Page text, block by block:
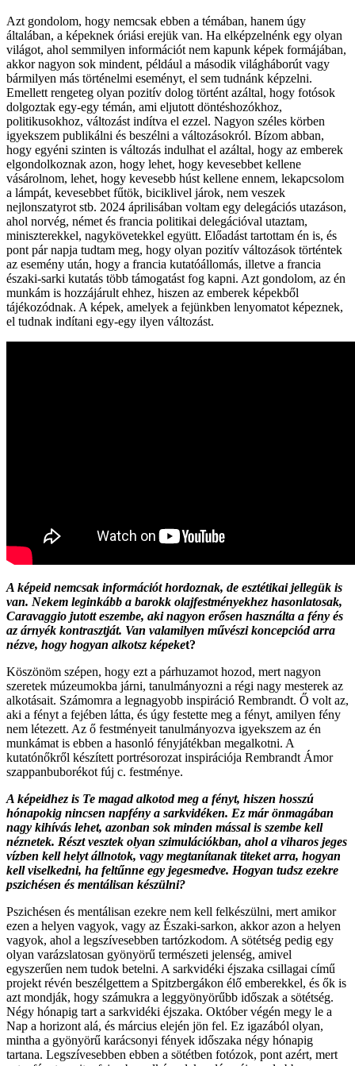
Azt gondolom, hogy nemcsak ebben a témában, hanem úgy
általában, a képeknek óriási erejük van. Ha elképzelnénk egy olyan
világot, ahol semmilyen információt nem kapunk képek formájában,
akkor nagyon sok mindent, például a második világháborút vagy
bármilyen más történelmi eseményt, el sem tudnánk képzelni.
Emellett rengeteg olyan pozitív dolog történt azáltal, hogy fotósok
dolgoztak egy-egy témán, ami eljutott döntéshozókhoz,
politikusokhoz, változást indítva el ezzel. Nagyon széles körben
igyekszem publikálni és beszélni a változásokról. Bízom abban,
hogy egyéni szinten is változás indulhat el azáltal, hogy az emberek
elgondolkoznak azon, hogy lehet, hogy kevesebbet kellene
vásárolnom, lehet, hogy kevesebb húst kellene ennem, lekapcsolom
a lámpát, kevesebbet fűtök, biciklivel járok, nem veszek
nejlonszatyrot stb. 2024 áprilisában voltam egy delegációs utazáson,
ahol norvég, német és francia politikai delegációval utaztam,
miniszterekkel, nagykövetekkel együtt. Előadást tartottam én is, és
pont pár napja tudtam meg, hogy olyan pozitív változások történtek
az esemény után, hogy a francia kutatóállomás, illetve a francia
északi-sarki kutatás több támogatást fog kapni. Azt gondolom, az én
munkám is hozzájárult ehhez, hiszen az emberek képekből
tájékozódnak. A képek, amelyek a fejünkben lenyomatot képeznek,
el tudnak indítani egy-egy ilyen változást.
A képeid nemcsak információt hordoznak, de esztétikai jellegük is
van. Nekem leginkább a barokk olajfestményekhez hasonlatosak,
Caravaggio jutott eszembe, aki nagyon erősen használta a fény és
az árnyék kontrasztját. Van valamilyen művészi koncepciód arra
nézve, hogy hogyan alkotsz képeket?
Köszönöm szépen, hogy ezt a párhuzamot hozod, mert nagyon
szeretek múzeumokba járni, tanulmányozni a régi nagy mesterek az
alkotásait. Számomra a legnagyobb inspiráció Rembrandt. Ő volt az,
aki a fényt a fejében látta, és úgy festette meg a fényt, amilyen fény
nem létezett. Az ő festményeit tanulmányozva igyekszem az én
munkámat is ebben a hasonló fényjátékban megalkotni. A
kutatónőkről készített portrésorozat inspirációja Rembrandt Ámor
szappanbuborékot fúj c. festménye.
A képeidhez is Te magad alkotod meg a fényt, hiszen hosszú
hónapokig nincsen napfény a sarkvidéken. Ez már önmagában
nagy kihívás lehet, azonban sok minden mással is szembe kell
néznetek. Részt vesztek olyan szimulációkban, ahol a viharos jeges
vízben kell helyt állnotok, vagy megtanítanak titeket arra, hogyan
kell viselkedni, ha feltűnne egy jegesmedve. Hogyan tudsz ezekre
pszichésen és mentálisan készülni?
Pszichésen és mentálisan ezekre nem kell felkészülni, mert amikor
ezen a helyen vagyok, vagy az Északi-sarkon, akkor azon a helyen
vagyok, ahol a legszívesebben tartózkodom. A sötétség pedig egy
olyan varázslatosan gyönyörű természeti jelenség, amivel
egyszerűen nem tudok betelni. A sarkvidéki éjszaka csillagai című
projekt révén beszélgettem a Spitzbergákon élő emberekkel, és ők is
azt mondják, hogy számukra a leggyönyörűbb időszak a sötétség.
Négy hónapig tart a sarkvidéki éjszaka. Október végén megy le a
Nap a horizont alá, és március elején jön fel. Ez igazából olyan,
mintha a gyönyörű karácsonyi fények időszaka négy hónapig
tartana. Legszívesebben ebben a sötétben fotózok, pont azért, mert